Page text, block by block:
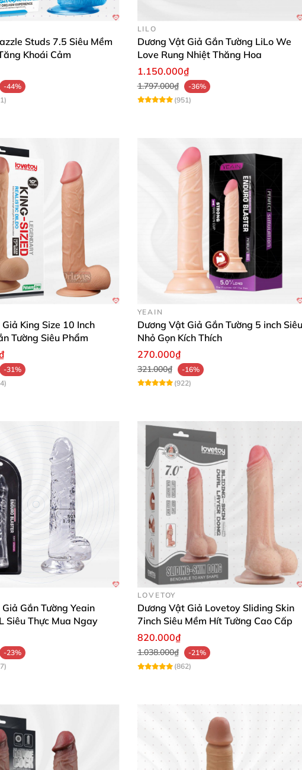
giả gắn tường Lovetoy 9 inch Black đầy quyền năng và
tuyệt vời, giúp giải tỏa sinh lý một cách hiệu quả và tự nhiên
Studs 7.5 Siêu Mềm
Khoái Cảm
-44%
LILO
Dương Vật Giả Gắn Tường LiLo We
Love Rung Nhiệt Thăng Hoa
1.150.000₫
1.797.000₫
-36%
(951)
King Size 10 Inch
Tường Siêu Phẩm
-31%
YEAIN
Dương Vật Giả Gắn Tường 5 inch Siêu
Nhỏ Gọn Kích Thích
270.000₫
321.000₫
-16%
(922)
Gắn Tường Yeain
Siêu Thực Mua Ngay
-23%
LOVETOY
Dương Vật Giả Lovetoy Sliding Skin
7inch Siêu Mềm Hít Tường Cao Cấp
820.000₫
1.038.000₫
-21%
(862)